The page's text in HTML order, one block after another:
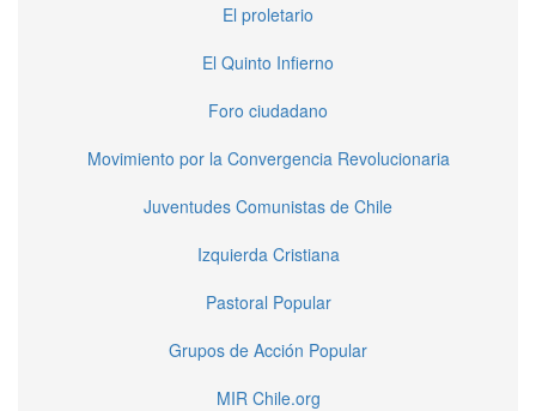
El proletario
El Quinto Infierno
Foro ciudadano
Movimiento por la Convergencia Revolucionaria
Juventudes Comunistas de Chile
Izquierda Cristiana
Pastoral Popular
Grupos de Acción Popular
MIR Chile.org